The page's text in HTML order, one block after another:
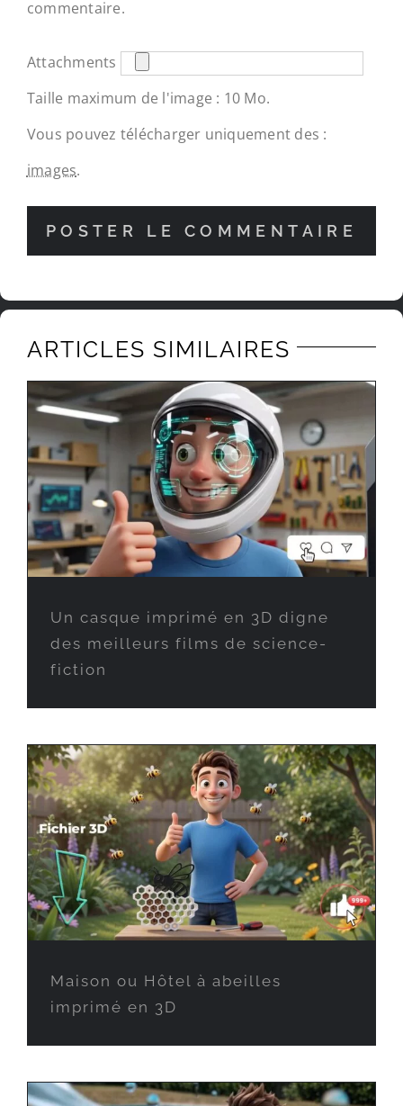
commentaire.
Attachments
Taille maximum de l'image : 10 Mo.
Vous pouvez télécharger uniquement des :
images.
ARTICLES SIMILAIRES
Un casque imprimé en 3D digne
des meilleurs films de science-
fiction
Maison ou Hôtel à abeilles
imprimé en 3D